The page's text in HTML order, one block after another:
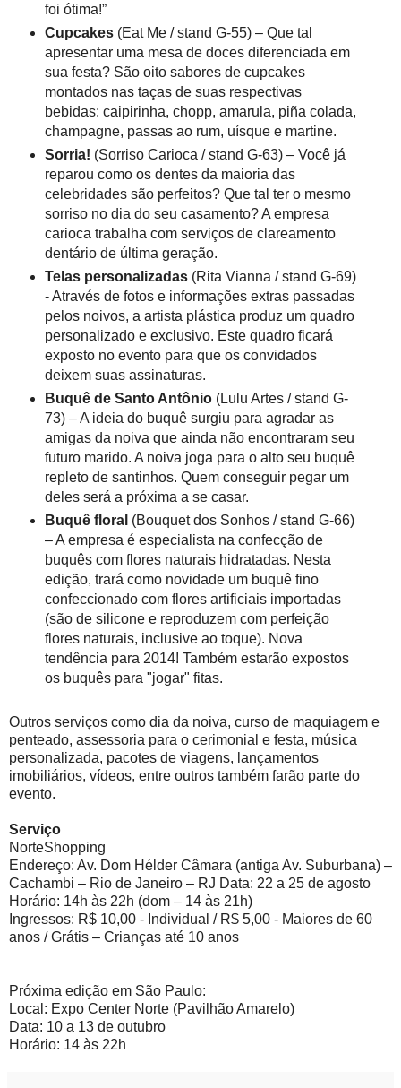
foi ótima!”
Cupcakes(Eat Me / stand G-55) – Que tal
apresentar uma mesa de doces diferenciada em
sua festa? São oito sabores de cupcakes
montados nas taças de suas respectivas
bebidas: caipirinha, chopp, amarula, piña colada,
champagne, passas ao rum, uísque e martine.
Sorria! (Sorriso Carioca / stand G-63) – Você já
reparou como os dentes da maioria das
celebridades são perfeitos? Que tal ter o mesmo
sorriso no dia do seu casamento? A empresa
carioca trabalha com serviços de clareamento
dentário de última geração.
Telas personalizadas (Rita Vianna / stand G-69)
- Através de fotos e informações extras passadas
pelos noivos, a artista plástica produz um quadro
personalizado e exclusivo. Este quadro ficará
exposto no evento para que os convidados
deixem suas assinaturas.
Buquê de Santo Antônio(Lulu Artes / stand G-
73) – A ideia do buquê surgiu para agradar as
amigas da noiva que ainda não encontraram seu
futuro marido. A noiva joga para o alto seu buquê
repleto de santinhos. Quem conseguir pegar um
deles será a próxima a se casar.
Buquê floral (Bouquet dos Sonhos / stand G-66)
– A empresa é especialista na confecção de
buquês com flores naturais hidratadas. Nesta
edição, trará como novidade um buquê fino
confeccionado com flores artificiais importadas
(são de silicone e reproduzem com perfeição
flores naturais, inclusive ao toque). Nova
tendência para 2014! Também estarão expostos
os buquês para "jogar" fitas.
Outros serviços como dia da noiva, curso de maquiagem e
penteado, assessoria para o cerimonial e festa, música
personalizada, pacotes de viagens, lançamentos
imobiliários, vídeos, entre outros também farão parte do
evento.
Serviço
NorteShopping
Endereço: Av. Dom Hélder Câmara (antiga Av. Suburbana) –
Cachambi – Rio de Janeiro – RJ Data: 22 a 25 de agosto
Horário: 14h às 22h (dom – 14 às 21h)
Ingressos: R$ 10,00 - Individual / R$ 5,00 - Maiores de 60
anos / Grátis – Crianças até 10 anos
Próxima edição em São Paulo:
Local: Expo Center Norte (Pavilhão Amarelo)
Data: 10 a 13 de outubro
Horário: 14 às 22h